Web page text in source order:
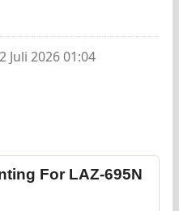
Juli 2026 01:04
For LAZ-695N